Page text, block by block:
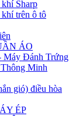
Sharp
trên ô tô
ÁO
Máy Đánh Trứng
Minh
gió) điều hòa
ÉP